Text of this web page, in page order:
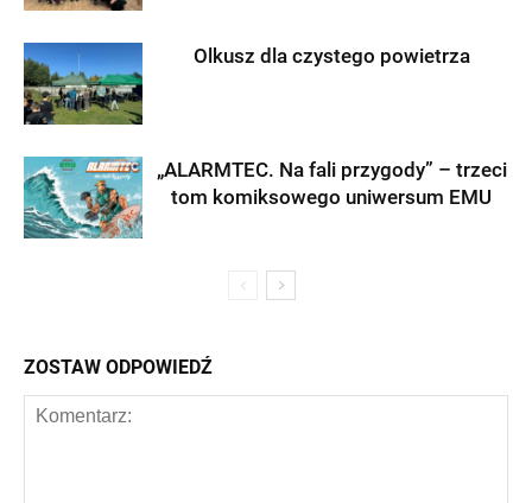
Olkusz dla czystego powietrza
„ALARMTEC. Na fali przygody” – trzeci
tom komiksowego uniwersum EMU
ZOSTAW ODPOWIEDŹ